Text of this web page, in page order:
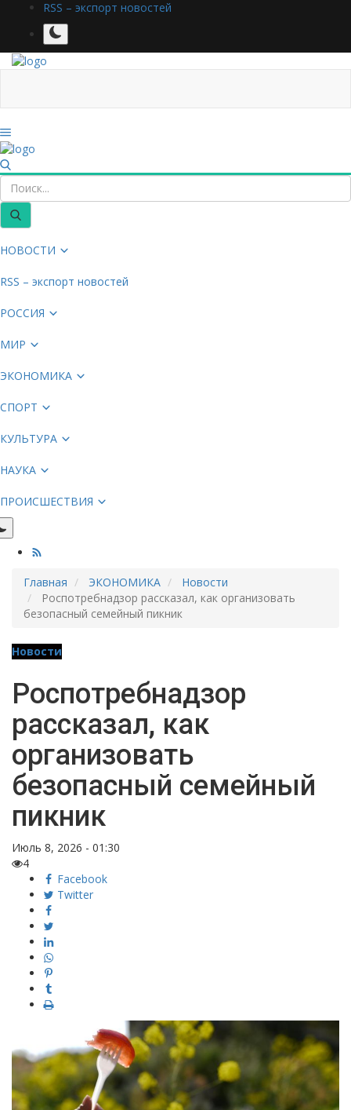
RSS – экспорт новостей
НОВОСТИ
RSS – экспорт новостей
РОССИЯ
МИР
ЭКОНОМИКА
СПОРТ
КУЛЬТУРА
НАУКА
ПРОИСШЕСТВИЯ
Главная ЭКОНОМИКА
Новости
Роспотребнадзор рассказал, как организовать
безопасный семейный пикник
Новости
Роспотребнадзор
рассказал, как
организовать
безопасный семейный
пикник
Июль 8, 2026 - 01:30
4
Facebook
Twitter